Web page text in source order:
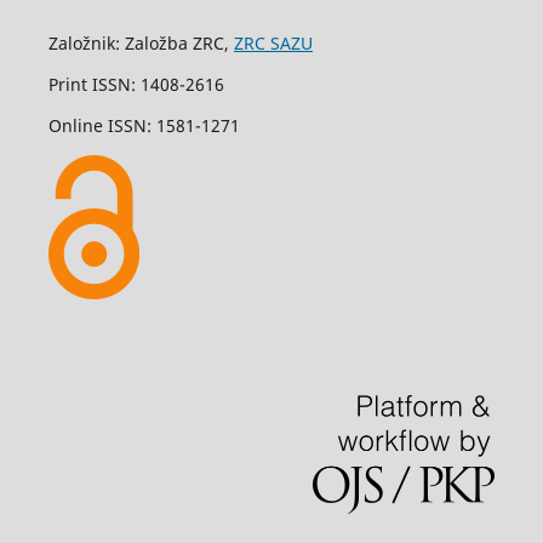
Založnik: Založba ZRC, ZRC SAZU
Print ISSN: 1408-2616
Online ISSN: 1581-1271